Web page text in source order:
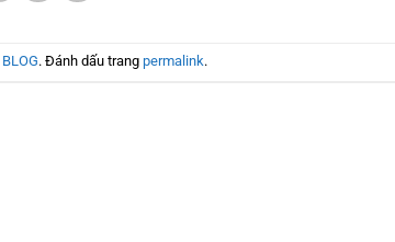
BLOG. Đánh dấu trangpermalink.